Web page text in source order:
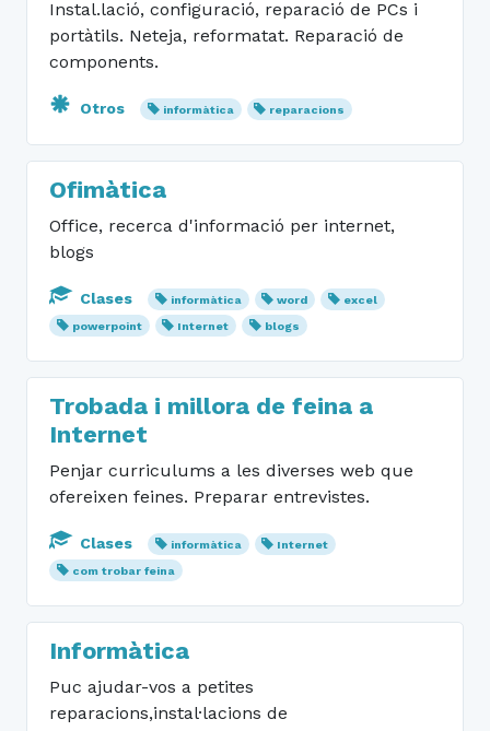
Instal.lació, configuració, reparació de PCs i
portàtils. Neteja, reformatat. Reparació de
components.
Otros informàtica reparacions
Ofimàtica
Office, recerca d'informació per internet,
blogs
Clases informàtica word
excel
powerpoint
Internet blogs
Trobada i millora de feina a
Internet
Penjar curriculums a les diverses web que
ofereixen feines. Preparar entrevistes.
Clases informàtica
Internet
com trobar feina
Informàtica
Puc ajudar-vos a petites
reparacions,instal·lacions de